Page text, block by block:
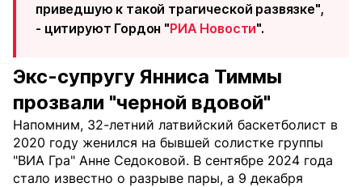
приведшую к такой трагической развязке",
- цитируют Гордон "РИА Новости".
Экс-супругу Янниса Тиммы
прозвали "черной вдовой"
Напомним, 32-летний латвийский баскетболист в
2020 году женился на бывшей солистке группы
"ВИА Гра" Анне Седоковой. В сентябре 2024 года
стало известно о разрыве пары, а 9 декабря